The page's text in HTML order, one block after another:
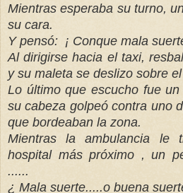
Mientras esperaba su turno,
su cara.
Y pensó: ¡ Conque mala
Al dirigirse hacia el taxi,
y su maleta se deslizo sobre
Lo último que escucho fue
su cabeza golpeó contra uno
que bordeaban la zona.
Mientras laambulancia le
hospital más próximo , un
......
¿ Mala suerte.....o buena